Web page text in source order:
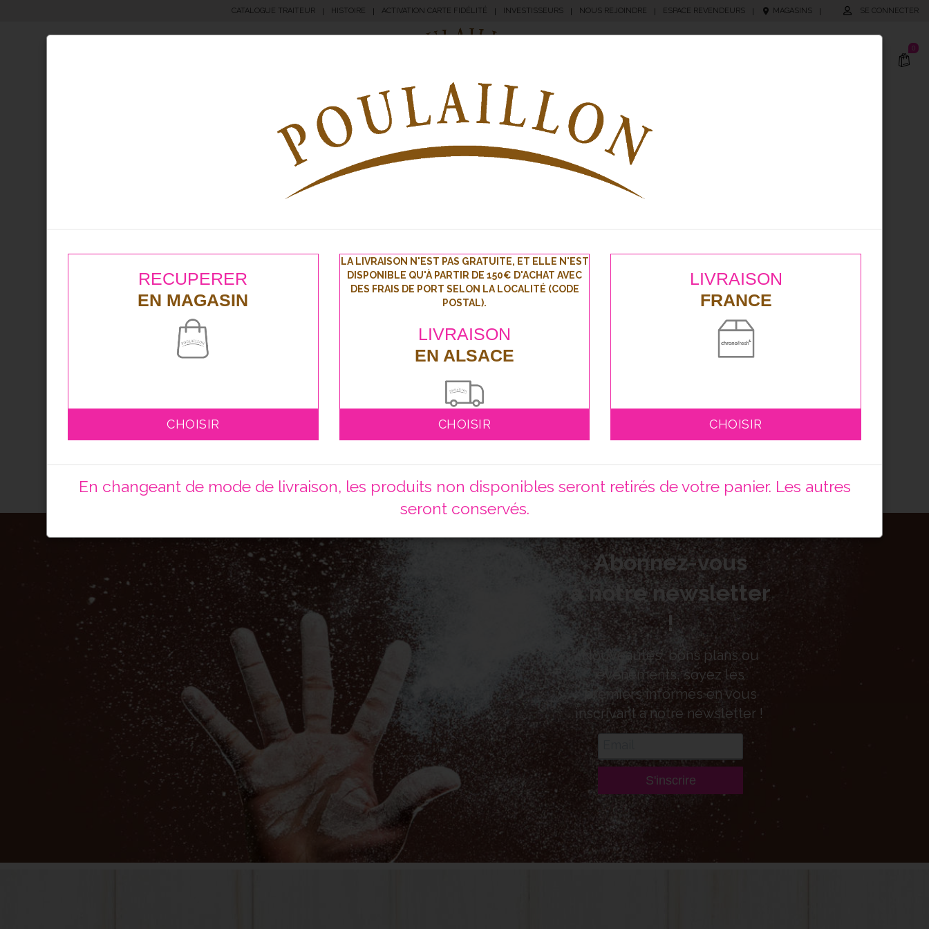
CATALOGUE TRAITEUR | HISTOIRE | ACTIVATION CARTE FIDÉLITÉ | INVESTISSEURS | NOUS REJOINDRE | ESPACE REVENDEURS | MAGASINS | SE CONNECTER
0
Pâtisserie Apéritifs Traiteur
Assortiment de
Abonnez-vous
à notre newsletter
!
Nouveautés, bons plans ou
événements, soyez les
premiers informés en vous
inscrivant à notre newsletter !
S'inscrire
RECUPERER
EN MAGASIN
CHOISIR
LA LIVRAISON N'EST PAS GRATUITE, ET ELLE N'EST
DISPONIBLE QU'À PARTIR DE 150€ D'ACHAT AVEC
DES FRAIS DE PORT SELON LA LOCALITÉ (CODE
POSTAL).
LIVRAISON
EN ALSACE
CHOISIR
LIVRAISON
FRANCE
CHOISIR
En changeant de mode de livraison, les produits non disponibles seront retirés de votre panier. Les autres
seront conservés.